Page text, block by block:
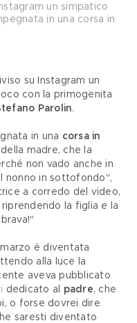
un simpatico
in una corsa in
su Instagram un
con la primogenita
Parolin.
in una corsa in
madre, che la
non vado anche in
nonno in sottofondo",
a corredo del video,
riprendendo la figlia e la
è diventata
alla luce la
aveva pubblicato
dedicato al padre, che
o forse dovrei dire
saresti diventato